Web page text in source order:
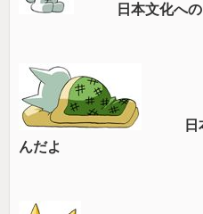
日本文化へのリ
日本人
んだよ